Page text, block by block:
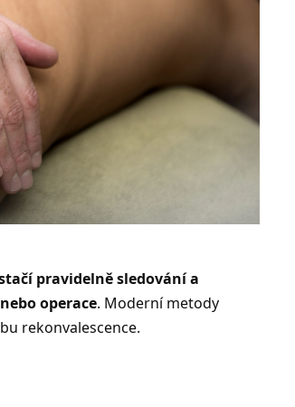
pravidelně sledování a
operace. Moderní metody
rekonvalescence.